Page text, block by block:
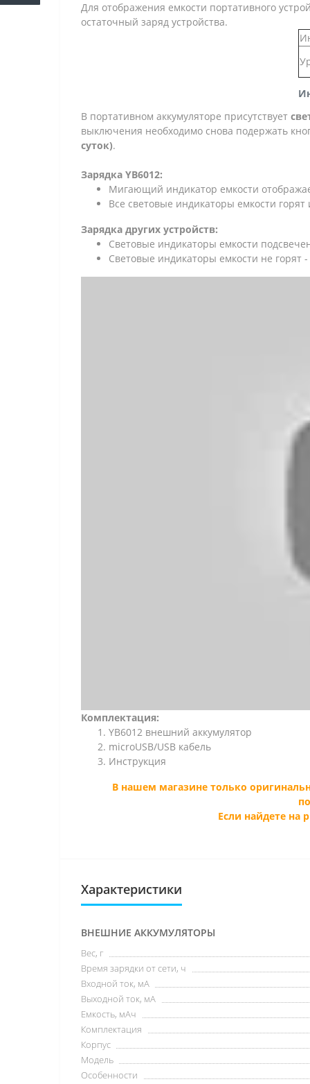
Для отображения емкости портативного
остаточный заряд устройства.
В портативном аккумуляторе присутствует
выключения необходимо снова подержать
суток).
Зарядка YB6012:
Мигающий индикатор емкости
Все световые индикаторы емкости
Зарядка других устройств:
Световые индикаторы емкости
Световые индикаторы емкости не горят
Комплектация:
YB6012 внешний аккумулятор
microUSB/USB кабель
Инструкция
В нашем магазине только
Если найдете на
Характеристики
ВНЕШНИЕ АККУМУЛЯТОРЫ
Вес, г
Время зарядки от сети, ч
Входной ток, мА
Выходной ток, мА
Емкость, мАч
Комплектация
Корпус
Модель
Особенности